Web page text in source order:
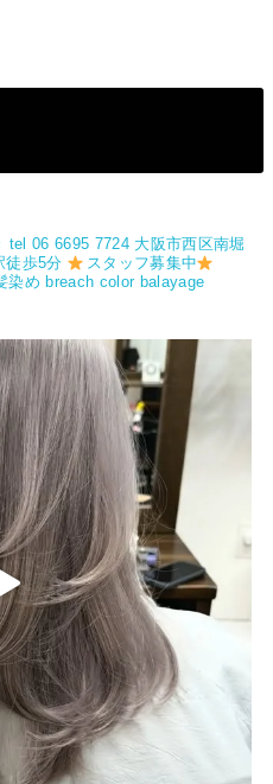
tel 06 6695 7724大阪市西区南堀
徒歩5分
スタッフ募集中
染め breach colorbalayage